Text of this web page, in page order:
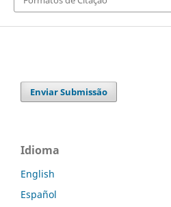
Enviar Submissão
Idioma
English
Español